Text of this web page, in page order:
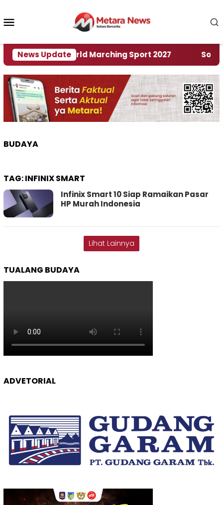
konten
News Update
Rumah World Marching Sport 2027 ‎Soal
BUDAYA
TAG:INFINIX SMART
Infinix Smart 10 Siap Ramaikan Pasar
HP Murah Indonesia
Lihat Lainnya
TUALANG BUDAYA
ADVETORIAL